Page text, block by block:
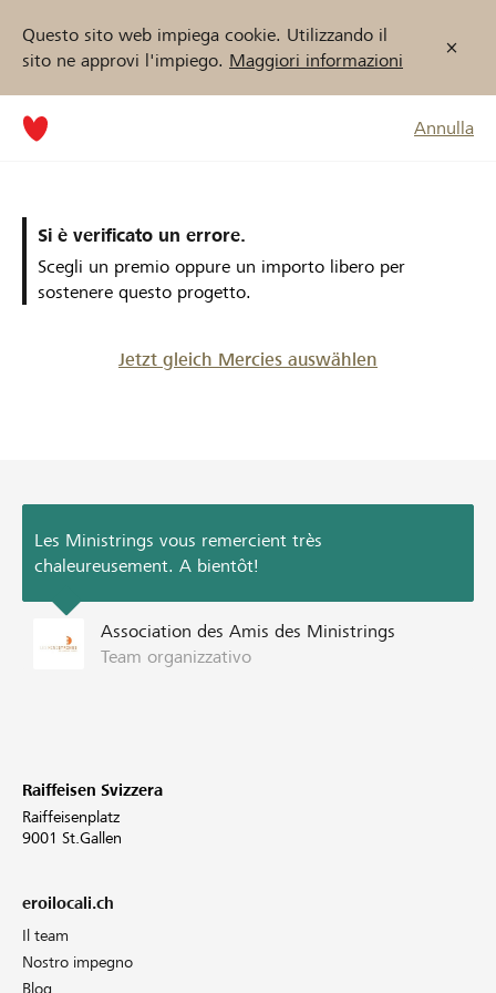
Questo sito web impiega cookie. Utilizzando il
sito ne approvi l'impiego. Maggiori informazioni
Annulla
Si è verificato un errore.
Scegli un premio oppure un importo libero per
sostenere questo progetto.
Jetzt gleich Mercies auswählen
Les Ministrings vous remercient très
chaleureusement. A bientôt!
Association des Amis des Ministrings
Team organizzativo
Raiffeisen Svizzera
Raiffeisenplatz
9001 St.Gallen
eroilocali.ch
Il team
Nostro impegno
Blog